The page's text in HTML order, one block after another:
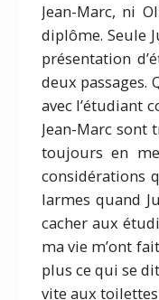
Jean-Marc, ni
diplôme. Seule
présentation
deux passages.
avec l’étudiant
Jean-Marc sont
toujours en
considérations
larmes quand
cacher aux
ma vie m’ont
plus ce qui se
vite aux